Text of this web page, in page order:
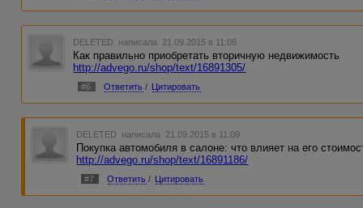
DELETED написала 21.09.2015 в 11:08
Как правильно приобретать вторичную недвижимость
http://advego.ru/shop/text/16891305/
#6 Ответить / Цитировать
DELETED написала 21.09.2015 в 11:09
Покупка автомобиля в салоне: что влияет на его
http://advego.ru/shop/text/16891186/
#7 Ответить / Цитировать